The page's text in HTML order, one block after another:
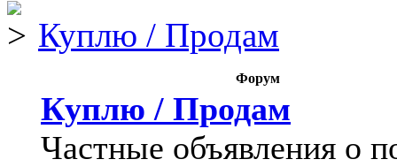
Куплю / Продам
Форум
Куплю / Продам
Частные объявления о